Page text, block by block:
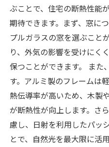
ぶことで、住宅の断熱性能
期待できます。まず、窓に
プルガラスの窓を選ぶこと
り、外気の影響を受けにく
保つことができます。 また
す。アルミ製のフレームは
熱伝導率が高いため、木製
が断熱性が向上します。さ
慮し、日射を利用したパッ
とで、自然光を最大限に活